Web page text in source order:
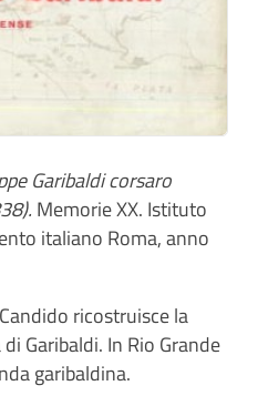
Garibaldi corsaro
Memorie XX. Istituto
italiano Roma, anno
ricostruisce la
Garibaldi. In Rio Grande
garibaldina.